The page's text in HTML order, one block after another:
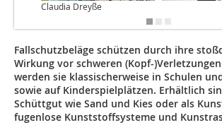
Claudia Dreyße
Fallschutzbeläge schützen durch ihre
Wirkung vor schweren (Kopf-
werden sie klassischerweise in Schulen
sowie auf Kinderspielplätzen. Erhältlich
Schüttgut wie Sand und Kies oder als
fugenlose Kunststoffsysteme und